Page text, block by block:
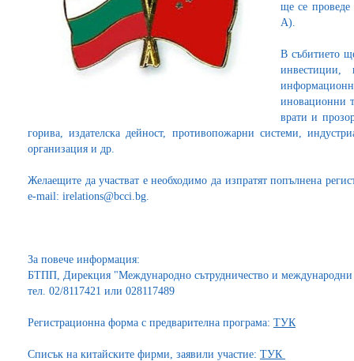
ще се
А).
В събитието
инвестиции,
иновационни
врати и
горива, издателска дейност, противопожарни системи,
организация и др.
Желаещите да участват е необходимо да изпратят попълнена
e-mail: irelations@bcci.bg.
За повече информация:
БТПП, Дирекция "Международно сътрудничество и международни
тел. 02/8117421 или 028117489
Регистрационна форма с предварителна програма: ТУК
Списък на китайските фирми, заявили участие: ТУК